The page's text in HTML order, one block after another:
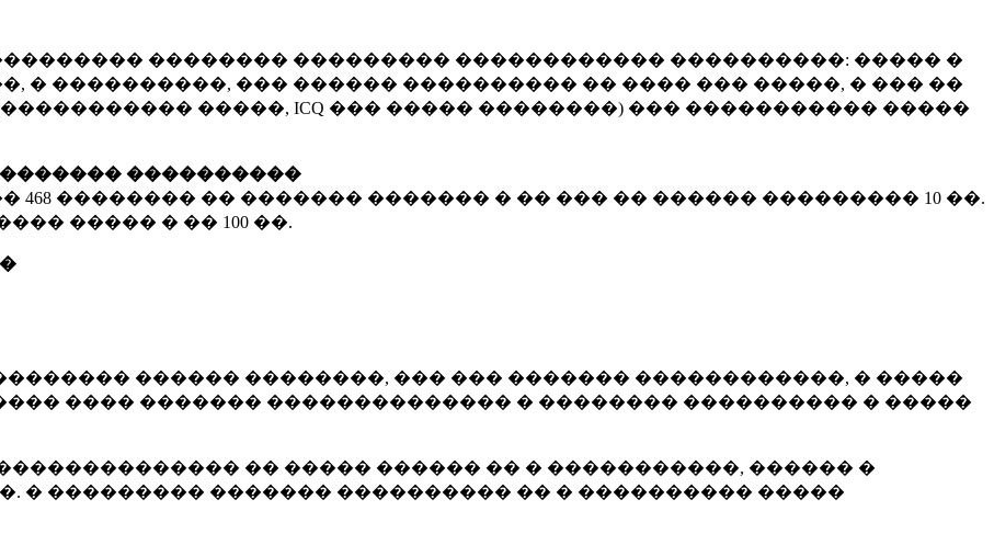
�������� ��������� ������������ ����������: ����� �
� ����������, ��� ������ ���������� �� ���� ��� �����, � ��� ��
�����, ICQ ��� ����� ��������) ��� ����������� �����
����������
468 �������� �� ������� ������� � �� ��� �� ������ ��������� 10 ��.
����� � �� 100 ��.
������ ��������, ��� ��� ������� ������������, � �����
���� ������� �������������� � �������� ���������� � �����
�� ����� ������ �� � �����������, ������ �
� ��������� ������� ���������� �� � ���������� �����